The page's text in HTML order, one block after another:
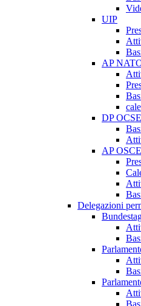
UIP
AP
DP OCSE
AP OSCE
Delegazioni